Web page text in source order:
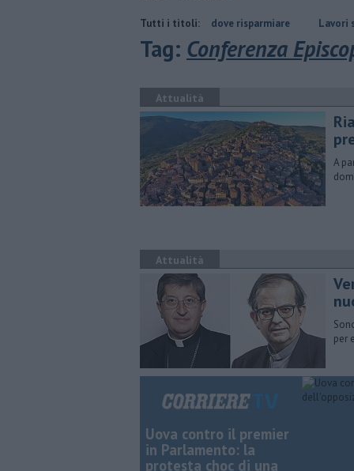
Tutti i titoli:
​Benzina, gasolio, gpl, ecco dove risparmiare Lavori sulla
Tag: Conferenza
Attualità
A
Attualità
per
Uova contro il premier
in Parlamento: la
protesta choc di una